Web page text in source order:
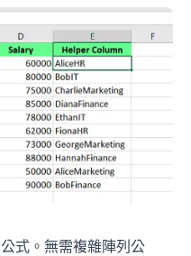
公式。無需複雜陣列公